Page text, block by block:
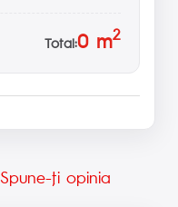
Total:0m2
Spune-ţi opinia